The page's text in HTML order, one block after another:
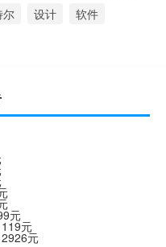
尔 设计
软件
元
元
元